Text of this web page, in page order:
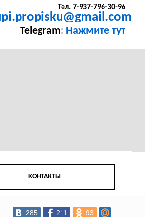
Тел. 7-937-796-30-96
Telegram: Нажмите тут
КОНТАКТЫ
285 211 93